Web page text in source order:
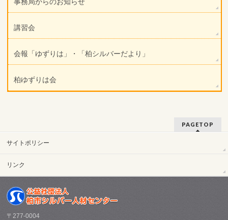
講習会
会報「ゆずりは」・「柏シルバーだより」
柏ゆずりは会
PAGETOP
サイトポリシー
リンク
〒277-0004